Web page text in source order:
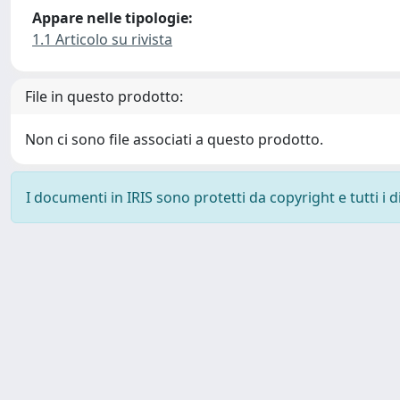
Appare nelle tipologie:
1.1 Articolo su rivista
File in questo prodotto:
Non ci sono file associati a questo prodotto.
I documenti in IRIS sono protetti da copyright e tutti i